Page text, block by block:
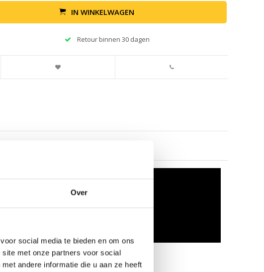
Over
social media te bieden en om ons
met onze partners voor social
andere informatie die u aan ze heeft
IN WINKELWAGEN
Retour binnen 30 dagen